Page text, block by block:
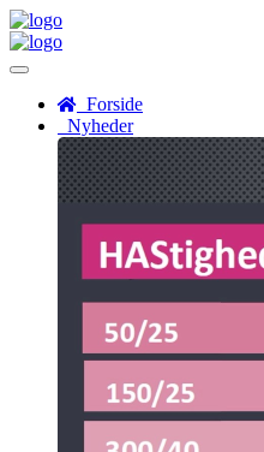
Menu
Forside
Nyheder